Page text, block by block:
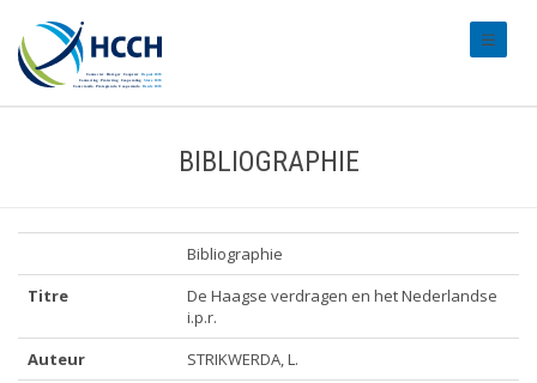
BIBLIOGRAPHIE
Bibliographie
Titre
De Haagse verdragen en het Nederlandse
i.p.r.
Auteur
STRIKWERDA, L.